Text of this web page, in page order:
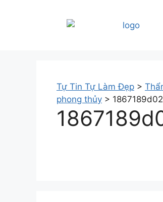
Tự Tin Tự Làm Đẹp >
phong thủy >